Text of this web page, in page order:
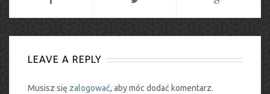
LEAVE A REPLY
Musisz się zalogować, aby móc dodać komentarz.